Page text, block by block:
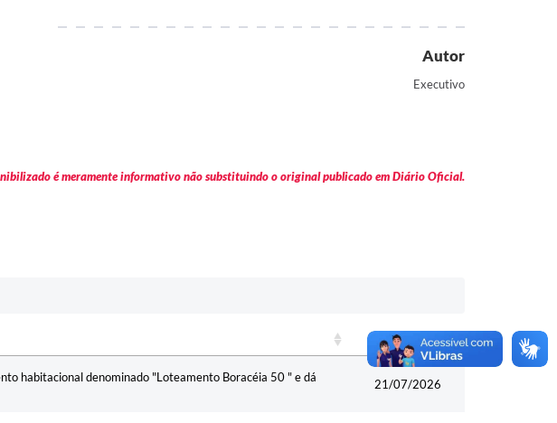
Autor
Executivo
é meramente informativo não substituindo o original publicado em Diário Oficial.
Data
Data
habitacional denominado "Loteamento Boracéia 50 " e dá
21/07/2026